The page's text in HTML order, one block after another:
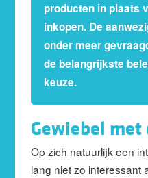
producten in plaats
inkopen. De
onder meer
de belangrijkste
keuze.
Gewiebel met
Op zich natuurlijk een
lang niet zo interessant